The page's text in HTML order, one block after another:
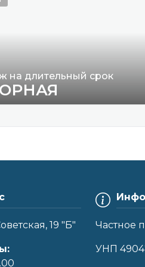
на длительный срок
19 "Б" Частное
УНП